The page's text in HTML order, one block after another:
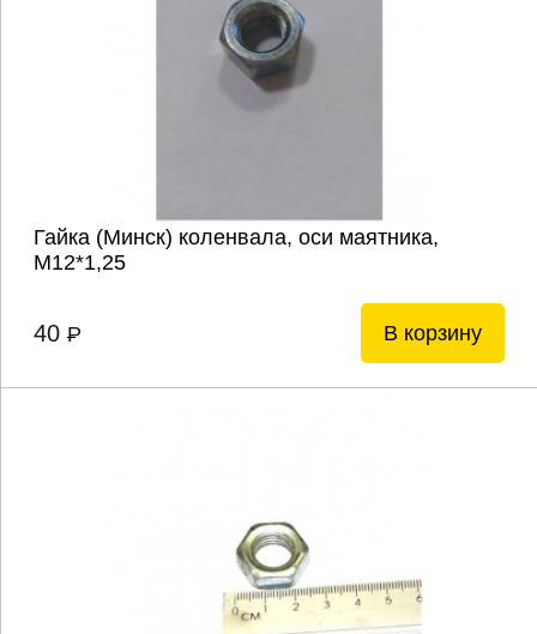
Гайка (Минск) коленвала, оси маятника,
М12*1,25
40 P В корзину